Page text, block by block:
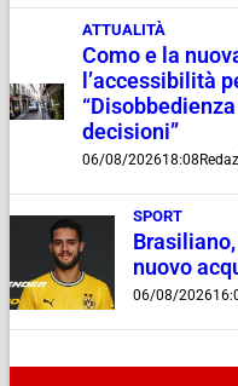
ATTUALITÀ
Como e la
l’accessibilità
decisioni”
06/08/202618:08
SPORT
nuovo
06/08/2026